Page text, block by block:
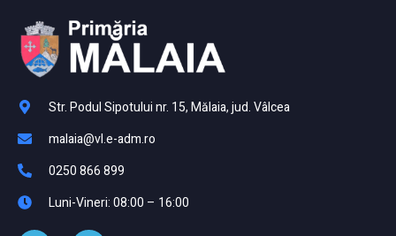
Str. Podul Sipotului nr. 15, Mălaia, jud. Vâlcea
malaia@vl.e-adm.ro
0250 866 899
Luni-Vineri: 08:00 – 16:00